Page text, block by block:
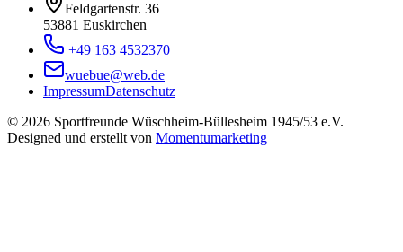
Feldgartenstr. 36
53881 Euskirchen
+49 163 4532370
wuebue@web.de
ImpressumDatenschutz
© 2026 Sportfreunde Wüschheim-Büllesheim 1945/53 e.V.
Designed und erstellt von Momentumarketing